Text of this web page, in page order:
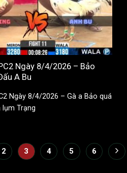
Ngày 8/4/2026 – Bảo
A Bu
Ngày 8/4/2026 – Gà a Bảo quá
lụm Trạng
2 3 4 5 6